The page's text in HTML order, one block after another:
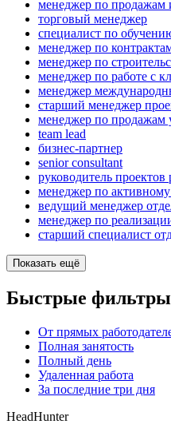
менеджер по продажам
торговый менеджер
специалист по
менеджер по
менеджер по
менеджер по работе с
менеджер
старший менеджер
менеджер по продажам
team lead
бизнес-партнер
senior consultant
руководитель
менеджер по
ведущий менеджер
менеджер по
старший специалист
Показать ещё
Быстрые фильтры
От прямых
Полная занятость
Полный день
Удаленная работа
За последние три дня
HeadHunter